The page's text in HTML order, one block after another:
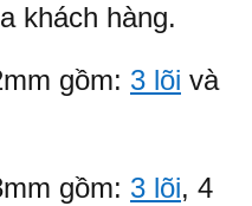
khách hàng.
gồm: 3 lõi và
gồm: 3 lõi, 4